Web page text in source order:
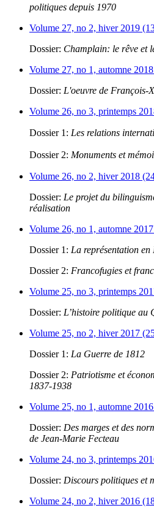
politiques depuis 1970
Volume 27, no 2, hiver 2019
Dossier: Champlain: le rêve et
Volume 27, no 1, automne
Dossier: L'oeuvre de François-
Volume 26, no 3, printemps
Dossier 1: Les relations
Dossier 2: Monuments et
Volume 26, no 2, hiver 2018
Dossier: Le projet du
réalisation
Volume 26, no 1, automne
Dossier 1: La représentation
Dossier 2: Francofugies et
Volume 25, no 3, printemps
Dossier: L’histoire politique au
Volume 25, no 2, hiver 2017
Dossier 1: La Guerre de 1812
Dossier 2: Patriotisme et
1837-1938
Volume 25, no 1, automne
Dossier: Des marges et des
de Jean-Marie Fecteau
Volume 24, no 3, printemps
Dossier: Discours politiques et
Volume 24, no 2, hiver 2016